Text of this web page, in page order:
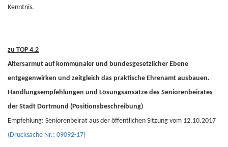
Kenntnis.
zu TOP 4.2
Altersarmut auf kommunaler und bundesgesetzlicher Ebene
entgegenwirken und zeitgleich das praktische Ehrenamt ausbauen.
Handlungsempfehlungen und Lösungsansätze des Seniorenbeirates
der Stadt Dortmund (Positionsbeschreibung)
Empfehlung: Seniorenbeirat aus der öffentlichen Sitzung vom 12.10.2017
(Drucksache Nr.: 09092-17)